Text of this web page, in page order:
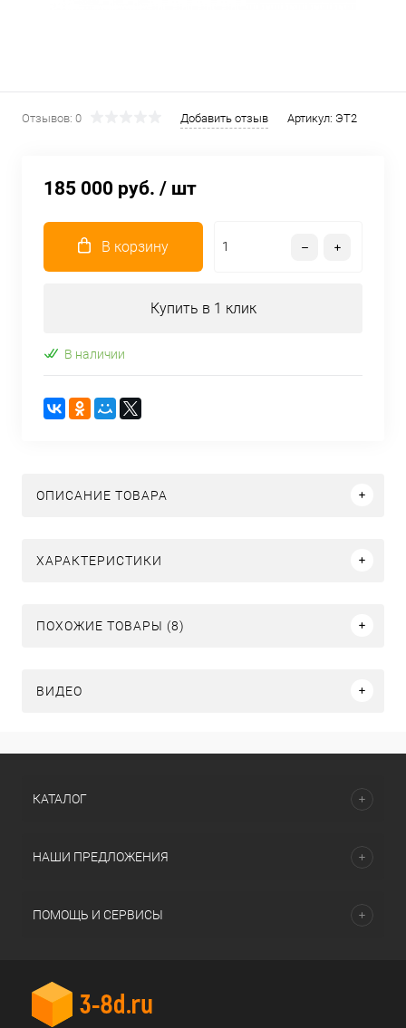
Отзывов: 0 Добавить отзыв Артикул: ЭТ2
185 000 руб. / шт
В корзину
Купить в 1 клик
В наличии
ОПИСАНИЕ ТОВАРА
ХАРАКТЕРИСТИКИ
ПОХОЖИЕ ТОВАРЫ (8)
ВИДЕО
КАТАЛОГ
НАШИ ПРЕДЛОЖЕНИЯ
ПОМОЩЬ И СЕРВИСЫ